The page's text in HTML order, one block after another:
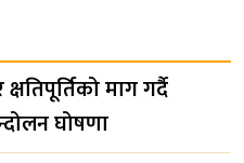
माग गर्दै
घोषणा